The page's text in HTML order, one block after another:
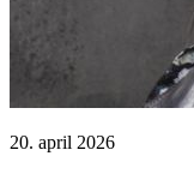
20. april 2026